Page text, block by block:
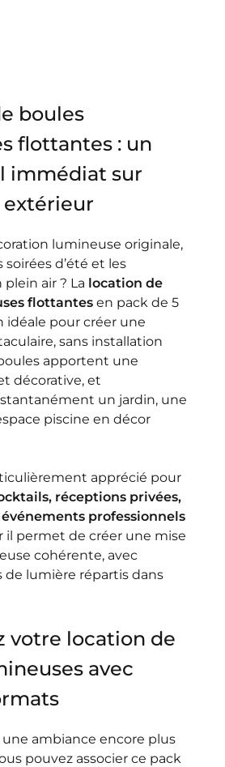
boules
flottantes : un
immédiat sur
extérieur
lumineuse originale,
d’été et les
air ? La location de
flottantes en pack de 5
idéale pour créer une
sans installation
apportent une
décorative, et
un jardin, une
piscine en décor
apprécié pour
réceptions privées,
professionnels
il permet de créer une mise
cohérente, avec
de lumière répartis dans
votre location de
avec
ambiance encore plus
pouvez associer ce pack